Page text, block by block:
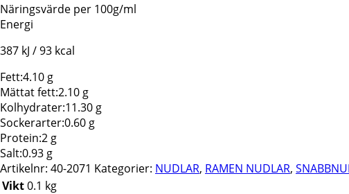
Näringsvärde per 100g/ml
Energi
387 kJ / 93 kcal
Fett:4.10 g
Mättat fett:2.10 g
Kolhydrater:11.30 g
Sockerarter:0.60 g
Protein:2 g
Salt:0.93 g
Artikelnr: 40-2071 Kategorier: NUDLAR, RAMEN NUDLAR,
Vikt0.1 kg